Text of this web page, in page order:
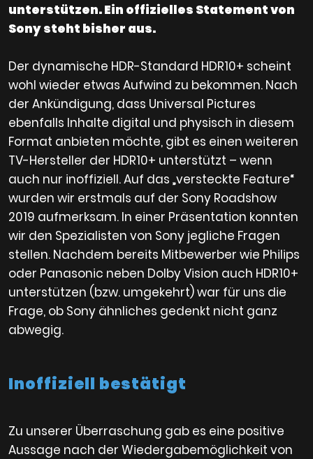
unterstützen. Ein offizielles Statement von
Sony steht bisher aus.
Der dynamische HDR-Standard HDR10+ scheint
wohl wieder etwas Aufwind zu bekommen. Nach
der Ankündigung, dass Universal Pictures
ebenfalls Inhalte digital und physisch in diesem
Format anbieten möchte, gibt es einen weiteren
TV-Hersteller der HDR10+ unterstützt – wenn
auch nur inoffiziell. Auf das „versteckte Feature“
wurden wir erstmals auf der Sony Roadshow
2019 aufmerksam. In einer Präsentation konnten
wir den Spezialisten von Sony jegliche Fragen
stellen. Nachdem bereits Mitbewerber wie Philips
oder Panasonic neben Dolby Vision auch HDR10+
unterstützen (bzw. umgekehrt) war für uns die
Frage, ob Sony ähnliches gedenkt nicht ganz
abwegig.
Inoffiziell bestätigt
Zu unserer Überraschung gab es eine positive
Aussage nach der Wiedergabemöglichkeit von